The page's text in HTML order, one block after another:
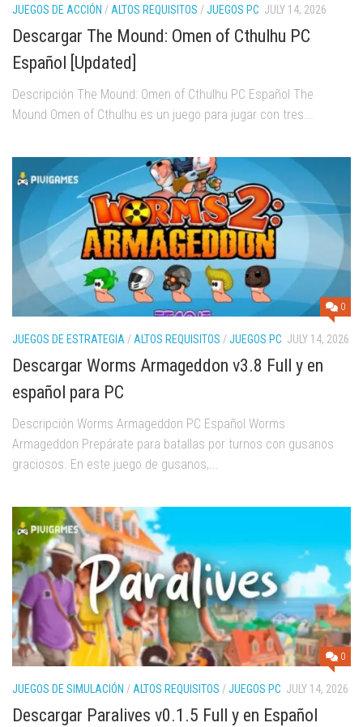
JUEGOS DE ACCIÓN / ALTOS REQUISITOS /JUEGOS PC JULY 14, 2026
Descargar The Mound: Omen of Cthulhu PC
Español [Updated]
Descripción The Mound: Omen of Cthulhu PC Español The
Mound Omen of Cthulhu es un juego para jugar con tres...
0
JUEGOS DE ESTRATEGIA / ALTOS REQUISITOS /JUEGOS PC JULY 14, 2026
Descargar Worms Armageddon v3.8 Full y en
español para PC
Descripción Worms Armageddon PC Español Worms
Armageddon Prepárate para batallas por turnos con gusanos
graciosos. En este juego de gusanos,...
0
JUEGOS DE SIMULACIÓN / ALTOS REQUISITOS /JUEGOS PC JULY 14, 2026
Descargar Paralives v0.1.5 Full y en Español